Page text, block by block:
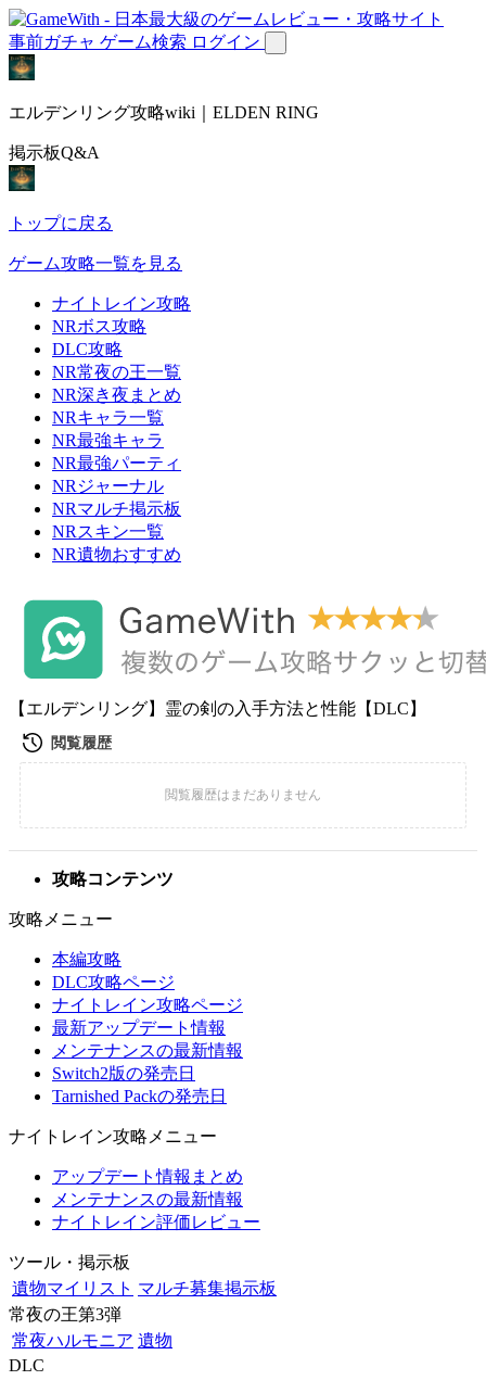
事前ガチャ ゲーム検索 ログイン
エルデンリング攻略wiki｜ELDEN RING
掲示板Q&A
トップに戻る
ゲーム攻略一覧を見る
ナイトレイン攻略
NRボス攻略
DLC攻略
NR常夜の王一覧
NR深き夜まとめ
NRキャラ一覧
NR最強キャラ
NR最強パーティ
NRジャーナル
NRマルチ掲示板
NRスキン一覧
NR遺物おすすめ
【エルデンリング】霊の剣の入手方法と性能【DLC】
攻略コンテンツ
攻略メニュー
本編攻略
DLC攻略ページ
ナイトレイン攻略ページ
最新アップデート情報
メンテナンスの最新情報
Switch2版の発売日
Tarnished Packの発売日
ナイトレイン攻略メニュー
アップデート情報まとめ
メンテナンスの最新情報
ナイトレイン評価レビュー
ツール・掲示板
遺物マイリスト マルチ募集掲示板
常夜の王第3弾
常夜ハルモニア 遺物
DLC